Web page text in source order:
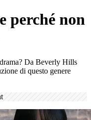
perché non
Da Beverly Hills
di questo genere